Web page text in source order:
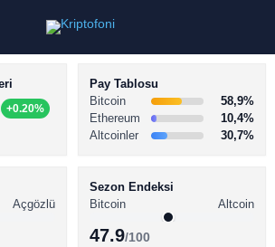
+0.20%
Pay Tablosu
Bitcoin
58,9%
Ethereum
10,4%
Altcoinler
30,7%
Açgözlü
Sezon Endeksi
Bitcoin
Altcoin
47.9/100